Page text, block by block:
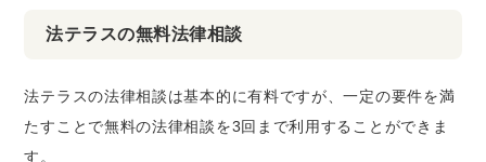
法テラスの無料法律相談
法テラスの法律相談は基本的に有料ですが、一定の要件を満
たすことで無料の法律相談を3回まで利用することができま
す。